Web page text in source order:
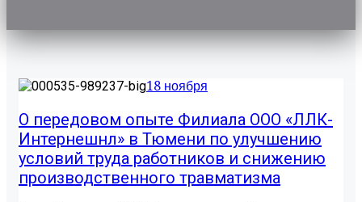
18 ноября
О передовом опыте Филиала ООО «ЛЛК-
Интернешнл» в Тюмени по улучшению
условий труда работников и снижению
производственного травматизма